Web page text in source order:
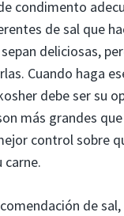
condimento
de sal que
deliciosas,
Cuando haga
debe ser su
más grandes
control sobre
carne.
de